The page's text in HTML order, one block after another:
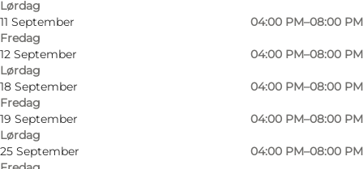
Lørdag
11 September
Fredag
04:00 PM–08:00 PM
12 September
Lørdag
04:00 PM–08:00 PM
18 September
Fredag
04:00 PM–08:00 PM
19 September
Lørdag
04:00 PM–08:00 PM
25 September
04:00 PM–08:00 PM
Øspil i Lohals – leg, latter og lækre drinks
Spil, samvær og sjove konkurrencer